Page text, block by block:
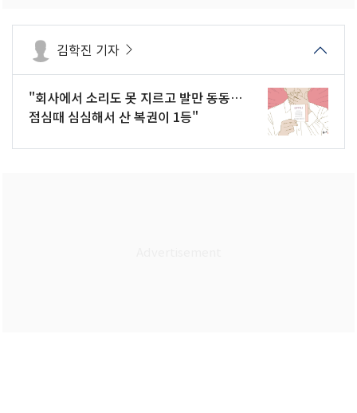
김학진 기자
"회사에서 소리도 못 지르고 발만 동동…
점심때 심심해서 산 복권이 1등"